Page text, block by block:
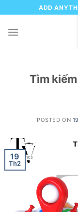
to
content
ADD
Tìm
POSTED ON
19
Th2